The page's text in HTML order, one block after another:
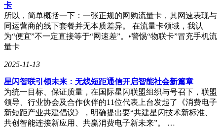
这些模型的迭代升级，不仅仅是“点状功能”的提升，更像是为
AI基础设施配备了更加灵敏、更加协调的“神经系统”。这使得
大模型不再仅仅是一个“聪明大脑”，而是能够真实理解用户意
图、快速响应场景挑战，并以可部署的方式持续工作的一整套
闭环系统。
在强调模型升级的同时，火山引擎也在此次活动上提出了另一
条主线：构建更加底层、更加工程化的基础设施，以支撑这
些“器官”的长期稳定运行。这不仅仅是“让模型更强”，更
是“让模型更可用”，真正成为企业构建AI应用的坚实底座。
火山引擎宣布开源旗下的Agent开发平台扣子，此次开源涵盖
了扣子开发平台Coze Studio与全链路管理工具扣子罗盘Coze
卡
所以，简单概括一下：一张正规的网购流量卡，其网速表现与
同运营商的线下套餐并无本质差异。 在流量卡领域，我认
为“便宜”不一定直接等于“网速差”。•警惕“物联卡”冒充手机流
量卡
2025-11-13
星闪智联引领未来：无线短距通信开启智能社会新篇章
为统一目标、保证质量，在国际星闪联盟组织与号召下，联盟
领导、行业协会及合作伙伴的11位代表上台发起了《消费电子
新短距产业共建倡议》，明确提出要“共建星闪技术新标准、
共创智能连接新应用、共赢消费电子新未来”。 …